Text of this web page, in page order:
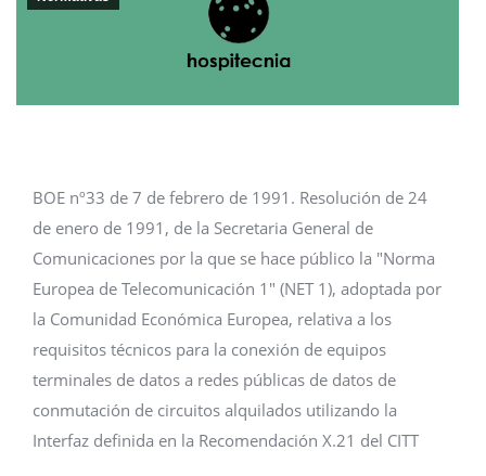
BOE nº33 de 7 de febrero de 1991. Resolución de 24
de enero de 1991, de la Secretaria General de
Comunicaciones por la que se hace público la "Norma
Europea de Telecomunicación 1" (NET 1), adoptada por
la Comunidad Económica Europea, relativa a los
requisitos técnicos para la conexión de equipos
terminales de datos a redes públicas de datos de
conmutación de circuitos alquilados utilizando la
Interfaz definida en la Recomendación X.21 del CITT